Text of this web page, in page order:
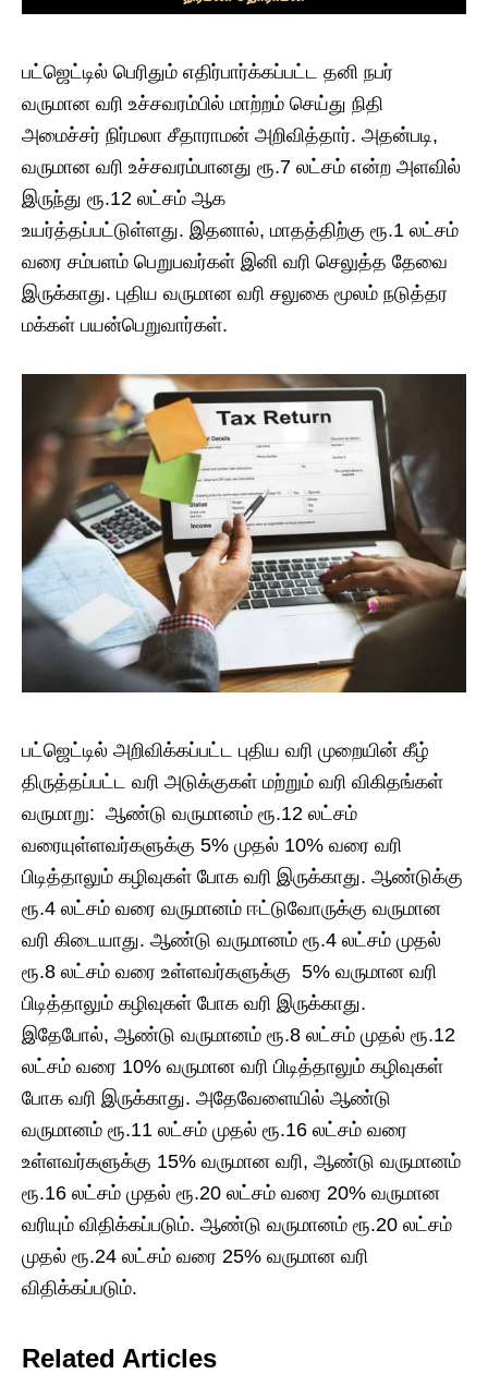
பட்ஜெட்டில் பெரிதும் எதிர்பார்க்கப்பட்ட தனி நபர்
வருமான வரி உச்சவரம்பில் மாற்றம் செய்து நிதி
அமைச்சர் நிர்மலா சீதாராமன் அறிவித்தார். அதன்படி,
வருமான வரி உச்சவரம்பானது ரூ.7 லட்சம் என்ற அளவில்
இருந்து ரூ.12 லட்சம் ஆக
உயர்த்தப்பட்டுள்ளது. இதனால், மாதத்திற்கு ரூ.1 லட்சம்
வரை சம்பளம் பெறுபவர்கள் இனி வரி செலுத்த தேவை
இருக்காது. புதிய வருமான வரி சலுகை மூலம் நடுத்தர
மக்கள் பயன்பெறுவார்கள்.
பட்ஜெட்டில் அறிவிக்கப்பட்ட புதிய வரி முறையின் கீழ்
திருத்தப்பட்ட வரி அடுக்குகள் மற்றும் வரி விகிதங்கள்
வருமாறு: ஆண்டு வருமானம் ரூ.12 லட்சம்
வரையுள்ளவர்களுக்கு 5% முதல் 10% வரை வரி
பிடித்தாலும் கழிவுகள் போக வரி இருக்காது. ஆண்டுக்கு
ரூ.4 லட்சம் வரை வருமானம் ஈட்டுவோருக்கு வருமான
வரி கிடையாது. ஆண்டு வருமானம் ரூ.4 லட்சம் முதல்
ரூ.8 லட்சம் வரை உள்ளவர்களுக்கு 5% வருமான வரி
பிடித்தாலும் கழிவுகள் போக வரி இருக்காது.
இதேபோல், ஆண்டு வருமானம் ரூ.8 லட்சம் முதல் ரூ.12
லட்சம் வரை 10% வருமான வரி பிடித்தாலும் கழிவுகள்
போக வரி இருக்காது. அதேவேளையில் ஆண்டு
வருமானம் ரூ.11 லட்சம் முதல் ரூ.16 லட்சம் வரை
உள்ளவர்களுக்கு 15% வருமான வரி, ஆண்டு வருமானம்
ரூ.16 லட்சம் முதல் ரூ.20 லட்சம் வரை 20% வருமான
வரியும் விதிக்கப்படும். ஆண்டு வருமானம் ரூ.20 லட்சம்
முதல் ரூ.24 லட்சம் வரை 25% வருமான வரி
விதிக்கப்படும்.
Related Articles